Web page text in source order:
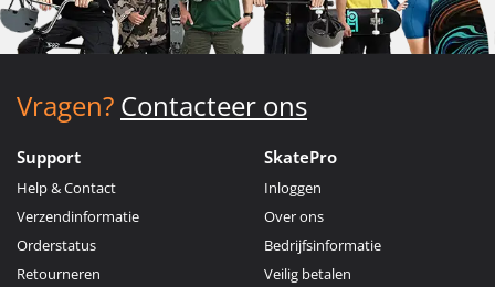
Vragen? Contacteer ons
Support
Help & Contact
Verzendinformatie
Orderstatus
Retourneren
SkatePro
Inloggen
Over ons
Bedrijfsinformatie
Veilig betalen